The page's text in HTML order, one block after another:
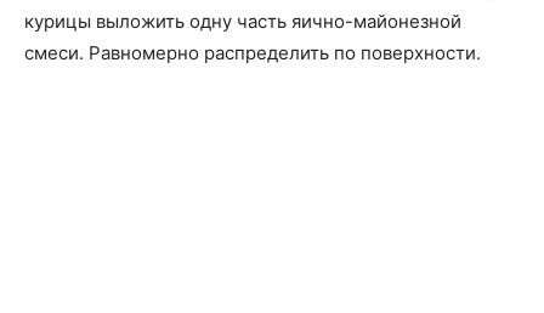
курицы выложить одну часть яично-майонезной
смеси. Равномерно распределить по поверхности.